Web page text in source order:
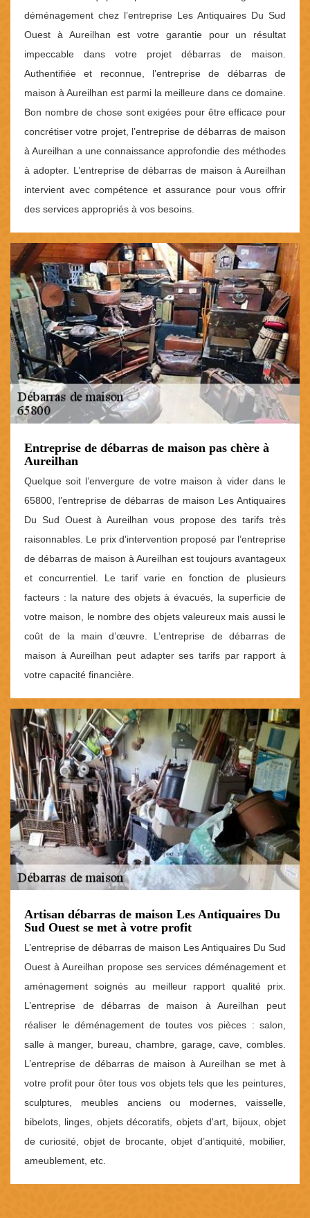
déménagement chez l’entreprise Les Antiquaires Du Sud
Ouest à Aureilhan est votre garantie pour un résultat
impeccable dans votre projet débarras de maison.
Authentifiée et reconnue, l’entreprise de débarras de
maison à Aureilhan est parmi la meilleure dans ce domaine.
Bon nombre de chose sont exigées pour être efficace pour
concrétiser votre projet, l’entreprise de débarras de maison
à Aureilhan a une connaissance approfondie des méthodes
à adopter. L’entreprise de débarras de maison à Aureilhan
intervient avec compétence et assurance pour vous offrir
des services appropriés à vos besoins.
Entreprise de débarras de maison pas chère à
Aureilhan
Quelque soit l’envergure de votre maison à vider dans le
65800, l’entreprise de débarras de maison Les Antiquaires
Du Sud Ouest à Aureilhan vous propose des tarifs très
raisonnables. Le prix d'intervention proposé par l’entreprise
de débarras de maison à Aureilhan est toujours avantageux
et concurrentiel. Le tarif varie en fonction de plusieurs
facteurs : la nature des objets à évacués, la superficie de
votre maison, le nombre des objets valeureux mais aussi le
coût de la main d’œuvre. L’entreprise de débarras de
maison à Aureilhan peut adapter ses tarifs par rapport à
votre capacité financière.
Artisan débarras de maison Les Antiquaires Du
Sud Ouest se met à votre profit
L’entreprise de débarras de maison Les Antiquaires Du Sud
Ouest à Aureilhan propose ses services déménagement et
aménagement soignés au meilleur rapport qualité prix.
L’entreprise de débarras de maison à Aureilhan peut
réaliser le déménagement de toutes vos pièces : salon,
salle à manger, bureau, chambre, garage, cave, combles.
L’entreprise de débarras de maison à Aureilhan se met à
votre profit pour ôter tous vos objets tels que les peintures,
sculptures, meubles anciens ou modernes, vaisselle,
bibelots, linges, objets décoratifs, objets d'art, bijoux, objet
de curiosité, objet de brocante, objet d’antiquité, mobilier,
ameublement, etc.